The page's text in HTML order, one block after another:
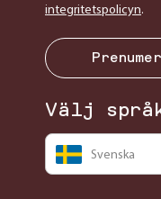
integritetspolicyn.
Välj
Svenska